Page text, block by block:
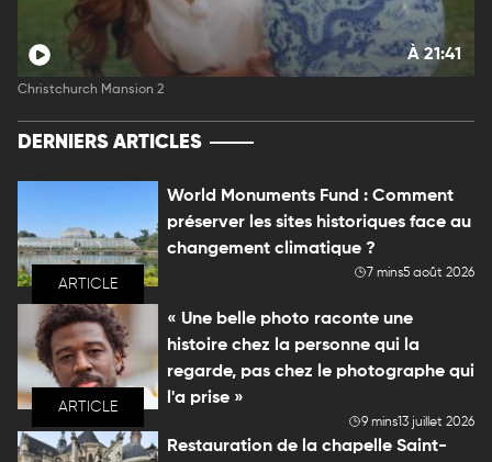
À 21:41
Christchurch Mansion 2
DERNIERS ARTICLES
ARTICLE
World Monuments Fund : Comment
préserver les sites historiques face au
changement climatique ?
7 mins5 août 2026
ARTICLE
« Une belle photo raconte une
histoire chez la personne qui la
regarde, pas chez le photographe qui
l'a prise »
9 mins13 juillet 2026
Restauration de la chapelle Saint-